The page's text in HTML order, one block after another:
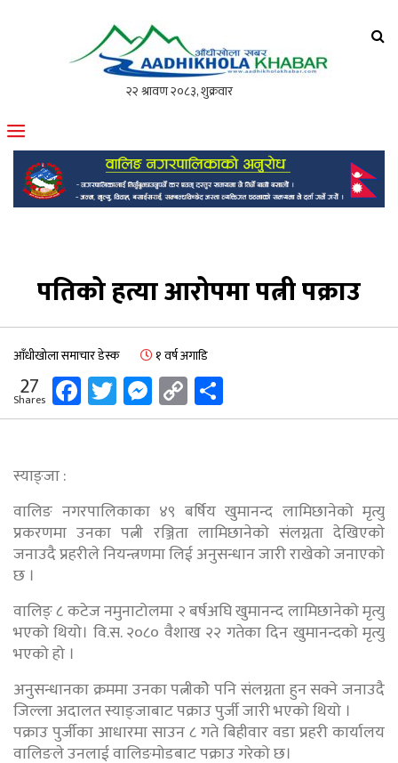
मोफसलकै लोकप्रिय अनलाइन पत्रिका
पतिको हत्या आरोपमा पत्नी पक्राउ
आँधीखोला समाचार डेस्क १ वर्ष अगाडि
27
Shares Facebook
Twitter
Messenger
Copy
Link
स्याङ्जा :
वालिङ नगरपालिकाका ४९ बर्षिय खुमानन्द लामिछानेको मृत्यु
प्रकरणमा उनका पत्नी रञ्जिता लामिछानेको संलग्नता देखिएकाे
जनाउदै प्रहरीले नियन्त्रणमा लिई अनुसन्धान जारी राखेको जनाएको
छ ।
वालिङ् ८ कटेज नमुनाटोलमा २ बर्षअघि खुमानन्द लामिछानेको मृत्यु
भएको थियो। वि.स. २०८० वैशाख २२ गतेका दिन खुमानन्दको मृत्यु
भएको हो ।
अनुसन्धानका क्रममा उनका पत्नीकोे पनि संलग्नता हुन सक्ने जनाउदै
जिल्ला अदालत स्याङ्जाबाट पक्राउ पुर्जी जारी भएको थियो ।
पक्राउ पुर्जीका आधारमा साउन ८ गते बिहीवार वडा प्रहरी कार्यालय
वालिङले उनलाई वालिङमोडबाट पक्राउ गरेको छ।